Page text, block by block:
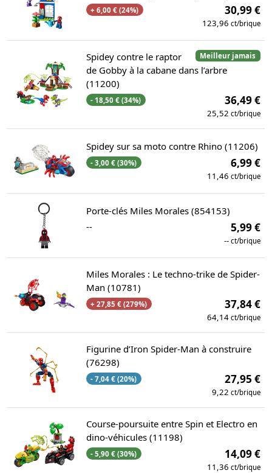
+ 6,00 € (24%) 30,99 €
123,96 ct/brique
Meilleur jamais
Spidey contre le raptor
de Gobby à la cabane dans l’arbre
(11200)
- 18,50 € (34%) 36,49 €
25,52 ct/brique
Spidey sur sa moto contre Rhino (11206)
- 3,00 € (30%) 6,99 €
11,46 ct/brique
Porte-clés Miles Morales (854153)
--
5,99 €
-- ct/brique
Miles Morales : Le techno-trike de Spider-
Man (10781)
+ 27,85 € (279%) 37,84 €
64,14 ct/brique
Figurine d’Iron Spider-Man à construire
(76298)
- 7,04 € (20%) 27,95 €
9,22 ct/brique
Course-poursuite entre Spin et Electro en
dino-véhicules (11198)
- 5,90 € (30%) 14,09 €
11,36 ct/brique